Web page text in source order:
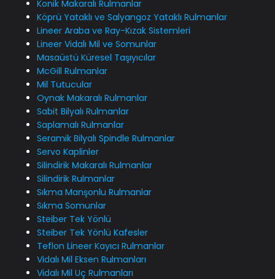
Konik Makaralı Rulmanlar
Köprü Yataklı ve Salyangoz Yataklı Rulmanlar
Lineer Araba ve Ray-Kızak Sistemleri
Lineer Vidalı Mil ve Somunlar
Masaüstü Küresel Taşıyıcılar
McGill Rulmanlar
Mil Tutucular
Oynak Makaralı Rulmanlar
Sabit Bilyalı Rulmanlar
Saplamalı Rulmanlar
Seramik Bilyalı Spindle Rulmanlar
Servo Kaplinler
Silindirik Makaralı Rulmanlar
Silindirik Rulmanlar
Sıkma Manşonlu Rulmanlar
Sıkma Somunlar
Steiber Tek Yönlü
Steiber Tek Yönlü Kafesler
Teflon Lineer Kayıcı Rulmanlar
Vidalı Mil Eksen Rulmanları
Vidalı Mil Uç Rulmanları